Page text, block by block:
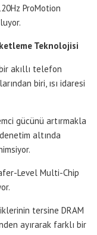
ProMotion
Teknolojisi
akıllı telefon
biri, ısı idaresi
gücünü artırmakla
altında
Level Multi-Chip
tersine DRAM
ayırarak farklı bir